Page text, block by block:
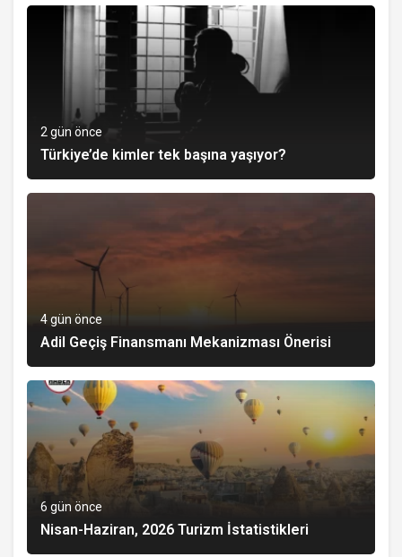
2 gün önce
Türkiye’de kimler tek başına yaşıyor?
4 gün önce
Adil Geçiş Finansmanı Mekanizması Önerisi
6 gün önce
Nisan-Haziran, 2026 Turizm İstatistikleri